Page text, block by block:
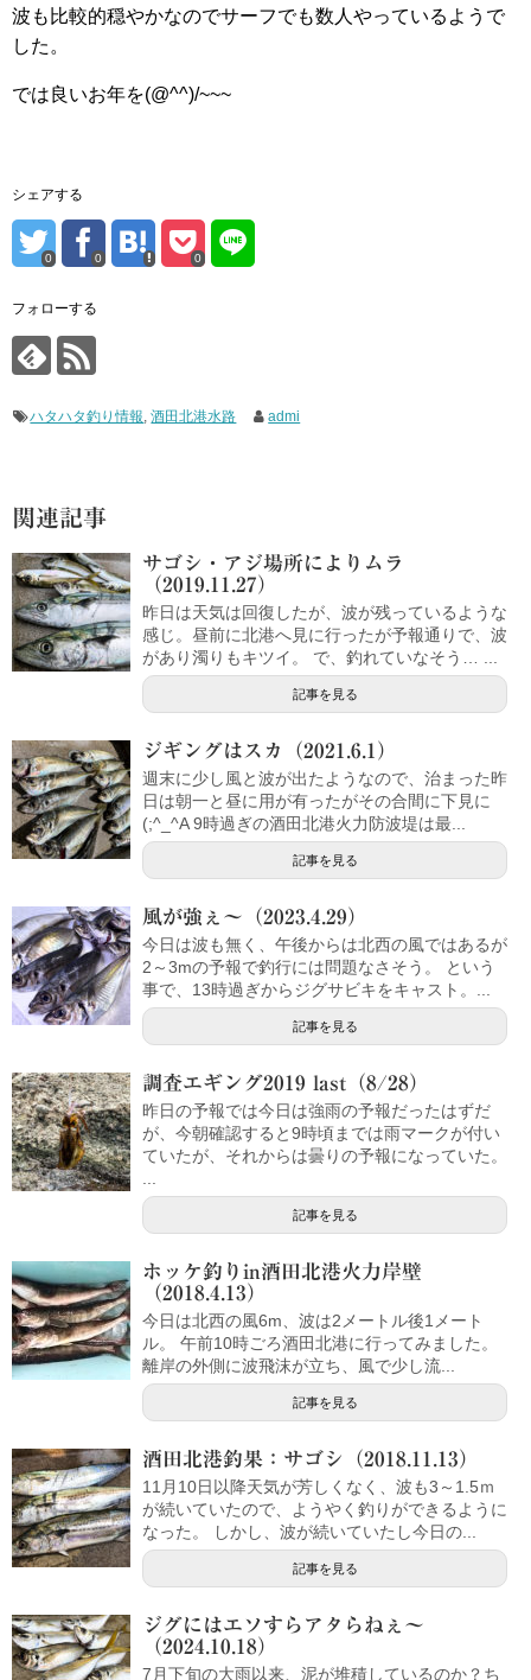
波も比較的穏やかなのでサーフでも数人やっているようで
した。
では良いお年を(@^^)/~~~
シェアする
0 0 0
フォローする
ハタハタ釣り情報,酒田北港水路 admi
関連記事
サゴシ・アジ場所によりムラ
（2019.11.27）
昨日は天気は回復したが、波が残っているような
感じ。昼前に北港へ見に行ったが予報通りで、波
があり濁りもキツイ。 で、釣れていなそう… ...
記事を見る
ジギングはスカ（2021.6.1）
週末に少し風と波が出たようなので、治まった昨
日は朝一と昼に用が有ったがその合間に下見に
(;^_^A 9時過ぎの酒田北港火力防波堤は最...
記事を見る
風が強ぇ～（2023.4.29）
今日は波も無く、午後からは北西の風ではあるが
2～3mの予報で釣行には問題なさそう。 という
事で、13時過ぎからジグサビキをキャスト。...
記事を見る
調査エギング2019 last（8/28）
昨日の予報では今日は強雨の予報だったはずだ
が、今朝確認すると9時頃までは雨マークが付い
ていたが、それからは曇りの予報になっていた。
記事を見る
ホッケ釣りin酒田北港火力岸壁
（2018.4.13）
今日は北西の風6m、波は2メートル後1メート
ル。 午前10時ごろ酒田北港に行ってみました。
離岸の外側に波飛沫が立ち、風で少し流...
記事を見る
酒田北港釣果：サゴシ（2018.11.13）
11月10日以降天気が芳しくなく、波も3～1.5ｍ
が続いていたので、ようやく釣りができるように
なった。 しかし、波が続いていたし今日の...
記事を見る
ジグにはエソすらアタらねぇ～
（2024.10.18）
7月下旬の大雨以来、泥が堆積しているのか？ち